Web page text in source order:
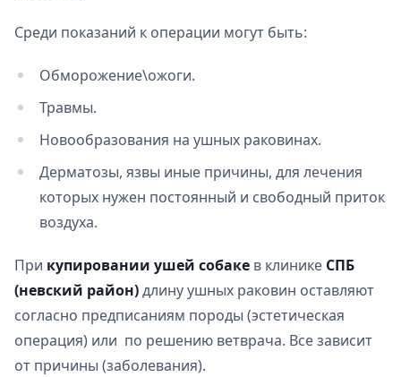
Среди показаний к операции могут быть:
Обморожение\ожоги.
Травмы.
Новообразования на ушных раковинах.
Дерматозы, язвы иные причины, для лечения
которых нужен постоянный и свободный приток
воздуха.
При купировании ушей собаке в клинике СПБ
(невский район)длину ушных раковин оставляют
согласно предписаниям породы (эстетическая
операция) или по решению ветврача. Все зависит
от причины (заболевания).